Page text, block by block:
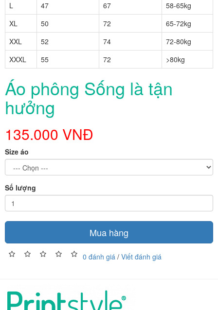
L
47 67
58-65kg
XL
50 72
65-72kg
XXL
52 74
72-80kg
XXXL
55 72 >80kg
Áo phông Sống là tận
hưởng
135.000 VNĐ
Size áo
Số lượng
Mua hàng
0 đánh giá / Viết đánh giá